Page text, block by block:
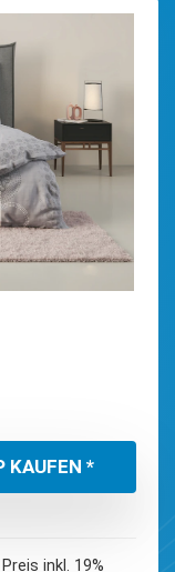
KAUFEN *
Preis inkl. 19%